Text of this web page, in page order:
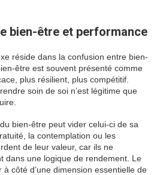
bien-être et performance
réside dans la confusion entre bien-
être est souvent présenté comme
plus résilient, plus compétitif.
soin de soi n’est légitime que
bien-être peut vider celui-ci de sa
la contemplation ou les
de leur valeur, car ils ne
dans une logique de rendement. Le
côté d’une dimension essentielle de